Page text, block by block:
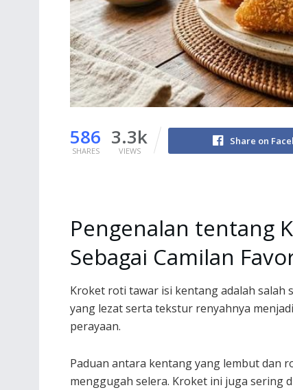
586
SHARES
3.3k
VIEWS
Share on
Pengenalan tentang
Sebagai Camilan
Kroket roti tawar isi kentang adalah salah
yang lezat serta tekstur renyahnya
perayaan.
Paduan antara kentang yang lembut dan
menggugah selera. Kroket ini juga sering